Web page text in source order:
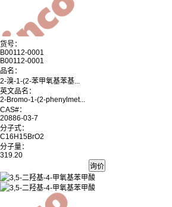
货号：
B00112-0001
B00112-0001
品名：
2-溴-1-(2-苯甲氧基苯基...
英文品名：
2-Bromo-1-(2-phenylmet...
CAS#：
20886-03-7
分子式：
C16H15BrO2
分子量：
319.20